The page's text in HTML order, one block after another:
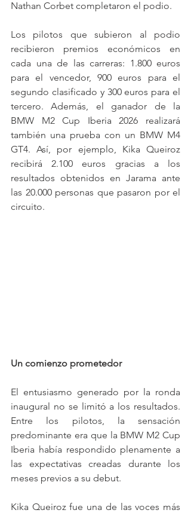
Nathan Corbet completaron el podio.
Los pilotos que subieron al podio
recibieron premios económicos en
cada una de las carreras: 1.800 euros
para el vencedor, 900 euros para el
segundo clasificado y 300 euros para el
tercero. Además, el ganador de la
BMW M2 Cup Iberia 2026 realizará
también una prueba con un BMW M4
GT4. Así, por ejemplo, Kika Queiroz
recibirá 2.100 euros gracias a los
resultados obtenidos en Jarama ante
las 20.000 personas que pasaron por el
circuito.
Un comienzo prometedor
El entusiasmo generado por la ronda
inaugural no se limitó a los resultados.
Entre los pilotos, la sensación
predominante era que la BMW M2 Cup
Iberia había respondido plenamente a
las expectativas creadas durante los
meses previos a su debut.
Kika Queiroz fue una de las voces más